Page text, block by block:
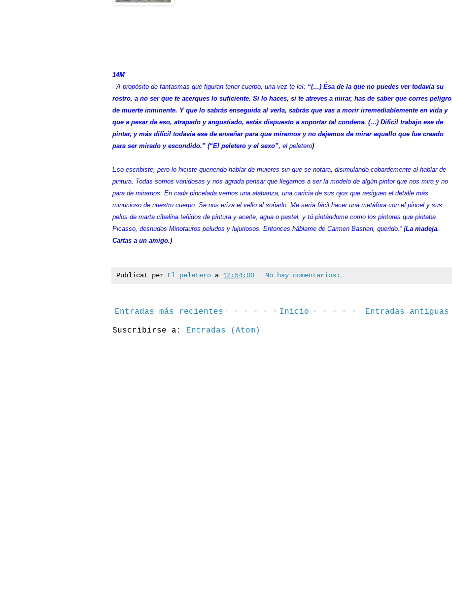
14M
-“A propósito de fantasmas que figuran tener cuerpo, una vez te leí: “(…) Ésa de la que no puedes ver todavía su
rostro, a no ser que te acerques lo suficiente. Si lo haces, si te atreves a mirar, has de saber que corres peligro
de muerte inminente. Y que lo sabrás enseguida al verla, sabrás que vas a morir irremediablemente en vida y
que a pesar de eso, atrapado y angustiado, estás dispuesto a soportar tal condena. (…) Difícil trabajo ese de
pintar, y más difícil todavía ese de enseñar para que miremos y no dejemos de mirar aquello que fue creado
para ser mirado y escondido.” (“El peletero y el sexo”, el peletero)
Eso escribiste, pero lo hiciste queriendo hablar de mujeres sin que se notara, disimulando cobardemente al hablar de
pintura. Todas somos vanidosas y nos agrada pensar que llegamos a ser la modelo de algún pintor que nos mira y no
para de mirarnos. En cada pincelada vemos una alabanza, una caricia de sus ojos que resiguen el detalle más
minucioso de nuestro cuerpo. Se nos eriza el vello al soñarlo. Me sería fácil hacer una metáfora con el pincel y sus
pelos de marta cibelina teñidos de pintura y aceite, agua o pastel, y tú pintándome como los pintores que pintaba
Picasso, desnudos Minotauros peludos y lujuriosos. Entonces háblame de Carmen Bastian, querido.” (La madeja.
Cartas a un amigo.)
Publicat per El peletero a 12:54:00 No hay comentarios:
Entradas más recientes Entradas antiguas
Inicio
Suscribirse a: Entradas (Atom)